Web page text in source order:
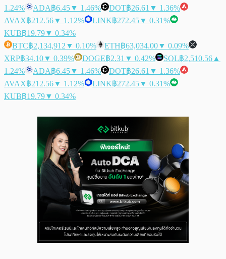
1.24%
ADA฿6.45▼ 1.46% DOT฿26.61 ▼ 1.36%
AVAX฿212.56▼ 1.12% LINK฿272.45▼ 0.31%
KUB฿19.79▼ 0.34%
BTC฿2,134,912 ▼ 0.10% ETH฿63,034.00▼ 0.09%
XRP฿34.10▼ 0.39% DOGE฿2.31 ▼ 0.42% SOL฿2,510.56 ▲
1.24%
ADA฿6.45▼ 1.46% DOT฿26.61 ▼ 1.36%
AVAX฿212.56▼ 1.12% LINK฿272.45▼ 0.31%
KUB฿19.79▼ 0.34%